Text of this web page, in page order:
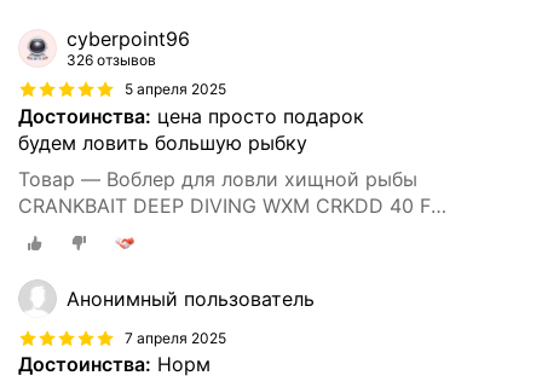
cyberpoint96
326 отзывов
5 апреля 2025
Достоинства: цена просто подарок
будем ловить большую рыбку
Товар — Воблер для ловли хищной рыбы
CRANKBAIT DEEP DIVING WXM CRKDD 40 F
ORANGETIGER
Анонимный пользователь
7 апреля 2025
Достоинства: Норм